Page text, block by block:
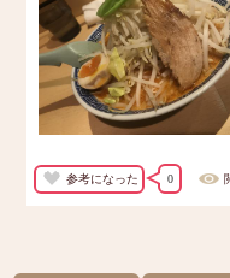
参考になった 0